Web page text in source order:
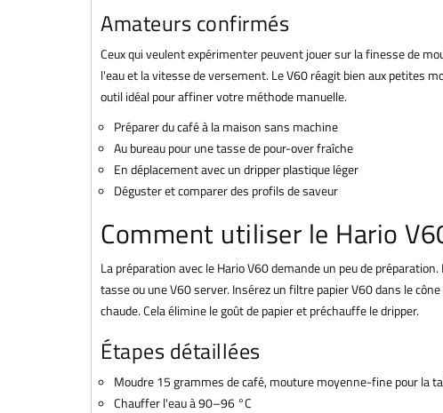
Amateurs confirmés
Ceux qui veulent expérimenter peuvent jouer sur la finesse de
l'eau et la vitesse de versement. Le V60 réagit bien aux petites
outil idéal pour affiner votre méthode manuelle.
Préparer du café à la maison sans machine
Au bureau pour une tasse de pour-over fraîche
En déplacement avec un dripper plastique léger
Déguster et comparer des profils de saveur
Comment utiliser le Hario
La préparation avec le Hario V60 demande un peu de
tasse ou une V60 server. Insérez un filtre papier V60 dans le
chaude. Cela élimine le goût de papier et préchauffe le dripper.
Étapes détaillées
Moudre 15 grammes de café, mouture moyenne-fine pour la
Chauffer l'eau à 90–96 °C